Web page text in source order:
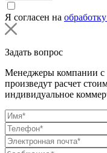
Я согласен на
Задать вопрос
Менеджеры компании с
произведут расчет
индивидуальное